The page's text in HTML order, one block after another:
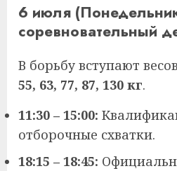
6 июля
соревновательный
В борьбу вступают
55, 63, 77, 87, 130 кг.
11:30 – 15:00:
отборочные схватки.
18:15 – 18:45: